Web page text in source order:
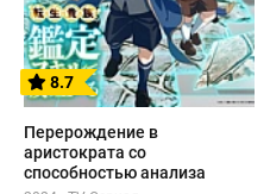
8.7
Перерождение в
аристократа со
способностью анализа